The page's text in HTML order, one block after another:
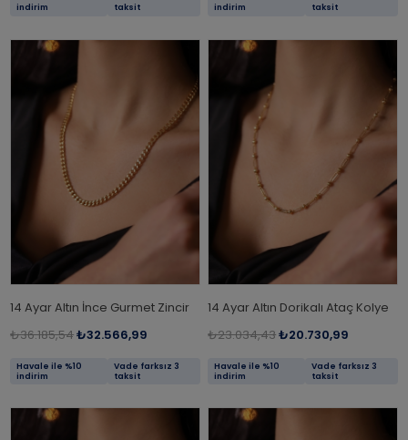
indirim
taksit
indirim
taksit
14 Ayar Altın İnce Gurmet Zincir
₺36.185,54₺32.566,99
Havale ile %10
indirim
Vade farksız 3
taksit
14 Ayar Altın Dorikalı Ataç Kolye
₺23.034,43₺20.730,99
Havale ile %10
indirim
Vade farksız 3
taksit